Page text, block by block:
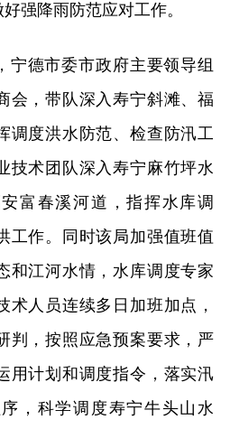
强降雨防范应对工作。
宁德市委市政府主要领导组
会，带队深入寿宁斜滩、福
调度洪水防范、检查防汛工
技术团队深入寿宁麻竹坪水
富春溪河道，指挥水库调
工作。同时该局加强值班值
和江河水情，水库调度专家
术人员连续多日加班加点，
判，按照应急预案要求，严
用计划和调度指令，落实汛
，科学调度寿宁牛头山水